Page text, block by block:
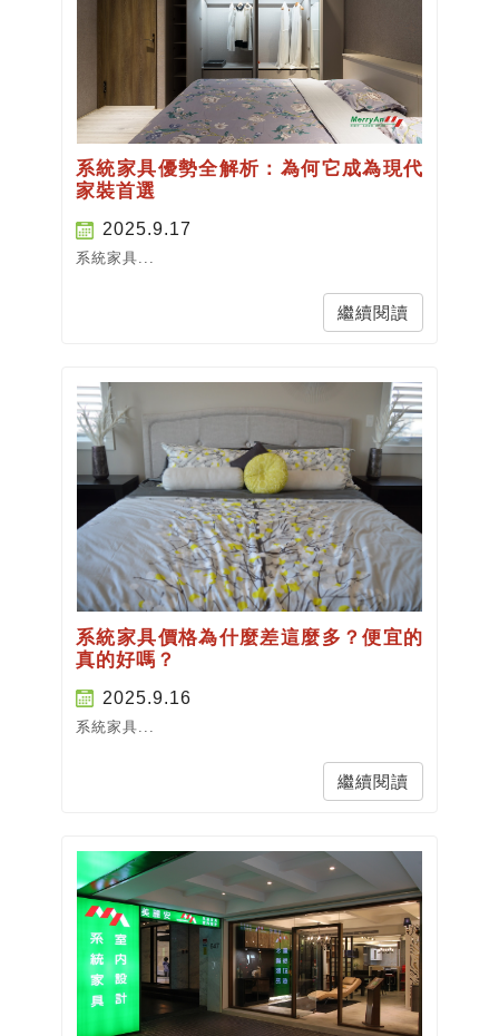
系統家具優勢全解析：為何它成為現代
家裝首選
2025.9.17
系統家具...
繼續閱讀
系統家具價格為什麼差這麼多？便宜的
真的好嗎？
2025.9.16
系統家具...
繼續閱讀